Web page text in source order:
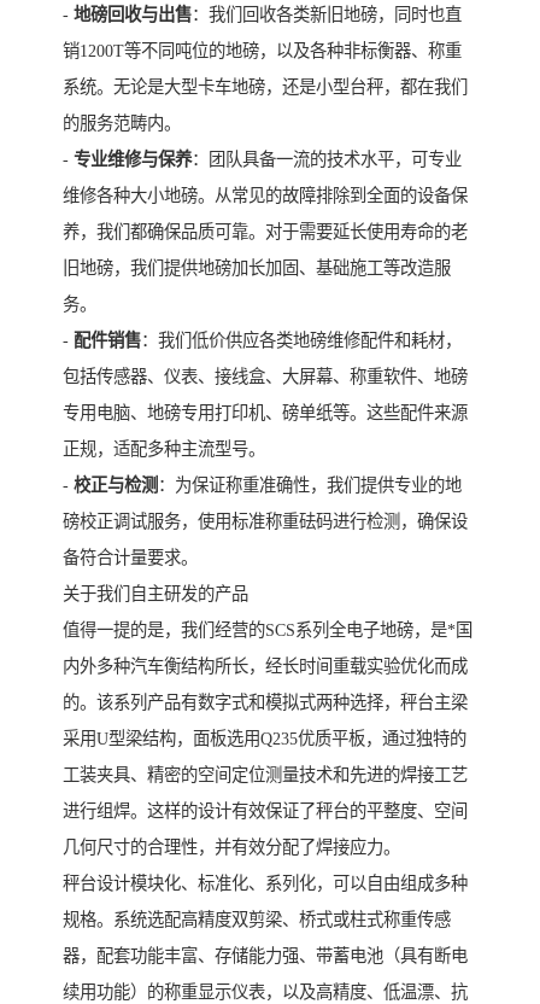
- 地磅回收与出售：我们回收各类新旧地磅，同时也直
销1200T等不同吨位的地磅，以及各种非标衡器、称重
系统。无论是大型卡车地磅，还是小型台秤，都在我们
的服务范畴内。
- 专业维修与保养：团队具备一流的技术水平，可专业
维修各种大小地磅。从常见的故障排除到全面的设备保
养，我们都确保品质可靠。对于需要延长使用寿命的老
旧地磅，我们提供地磅加长加固、基础施工等改造服
务。
- 配件销售：我们低价供应各类地磅维修配件和耗材，
包括传感器、仪表、接线盒、大屏幕、称重软件、地磅
专用电脑、地磅专用打印机、磅单纸等。这些配件来源
正规，适配多种主流型号。
- 校正与检测 ：为保证称重准确性，我们提供专业的地
磅校正调试服务，使用标准称重砝码进行检测，确保设
备符合计量要求。
关于我们自主研发的产品
值得一提的是，我们经营的SCS系列全电子地磅，是*国
内外多种汽车衡结构所长，经长时间重载实验优化而成
的。该系列产品有数字式和模拟式两种选择，秤台主梁
采用U型梁结构，面板选用Q235优质平板，通过独特的
工装夹具、精密的空间定位测量技术和先进的焊接工艺
进行组焊。这样的设计有效保证了秤台的平整度、空间
几何尺寸的合理性，并有效分配了焊接应力。
秤台设计模块化、标准化、系列化，可以自由组成多种
规格。系统选配高精度双剪梁、桥式或柱式称重传感
器，配套功能丰富、存储能力强、带蓄电池（具有断电
续用功能）的称重显示仪表，以及高精度、低温漂、抗